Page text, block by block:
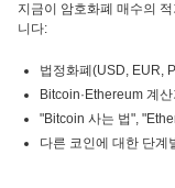
지금이 암호화폐 매수의
니다:
법정화폐(USD, EUR,
Bitcoin·Ethereum 계
"Bitcoin 사는 법",
다른 코인에 대한 단계